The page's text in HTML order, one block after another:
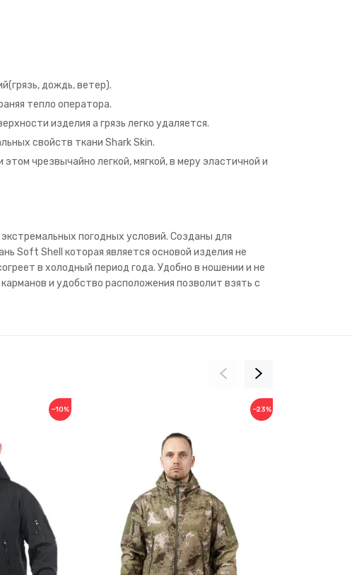
дождь, ветер).
тепло оператора.
изделия а грязь легко удаляется.
свойств ткани Shark Skin.
чрезвычайно легкой, мягкой, в меру эластичной и
погодных условий. Созданы для
Soft Shell которая является основой изделия не
в холодный период года. Удобно в ношении и не
и удобство расположения позволит взять с
−10% −23%